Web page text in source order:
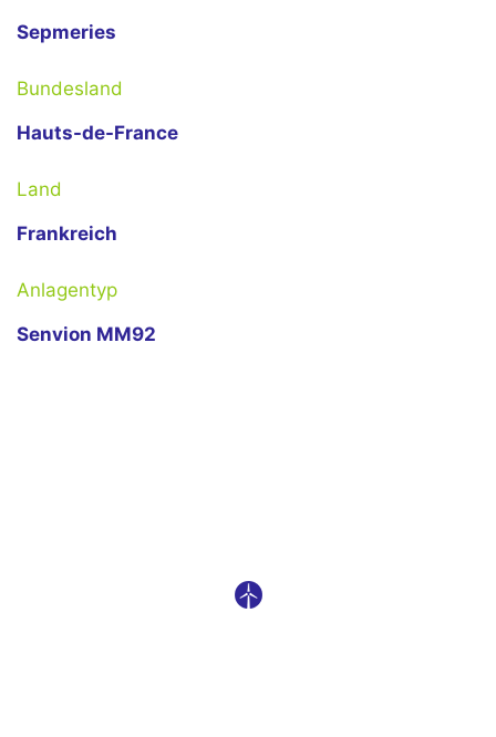
Sepmeries
Bundesland
Hauts-de-France
Land
Frankreich
Anlagentyp
Senvion MM92